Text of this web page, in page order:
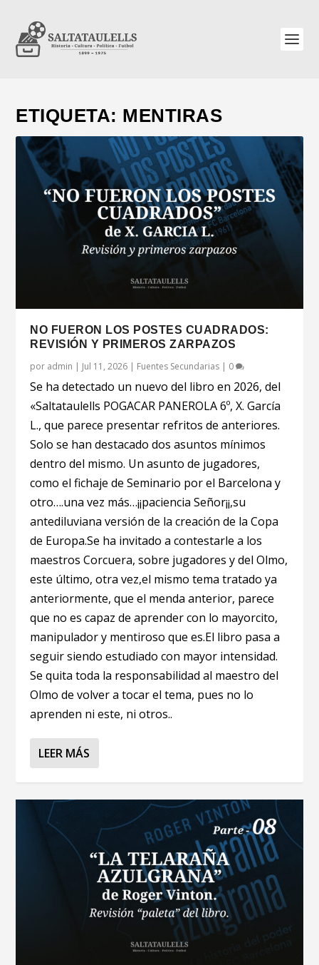
ETIQUETA: MENTIRAS
NO FUERON LOS POSTES CUADRADOS:
REVISIÓN Y PRIMEROS ZARPAZOS
por admin | Jul 11, 2026 | Fuentes Secundarias | 0
Se ha detectado un nuevo del libro en 2026, del
«Saltataulells POGACAR PANEROLA 6º, X. García
L., que parece presentar refritos de anteriores.
Solo se han destacado dos asuntos mínimos
dentro del mismo. Un asunto de jugadores,
como el fichaje de Seminario por el Barcelona y
otro….una vez más…¡¡paciencia Señor¡¡,su
antediluviana versión de la creación de la Copa
de Europa.Se ha invitado a contestarle a los
maestros Corcuera, sobre jugadores y del Olmo,
este último, otra vez,el mismo tema tratado ya
anteriormente, que el menda anterior, parece
que no es capaz de aprender con lo mayorcito,
manipulador y mentiroso que es.El libro pasa a
seguir siendo estudiado con mayor intensidad.
Se quita toda la responsabilidad al maestro del
Olmo de volver a tocar el tema, pues no lo
aprenden ni este, ni otros..
LEER MÁS